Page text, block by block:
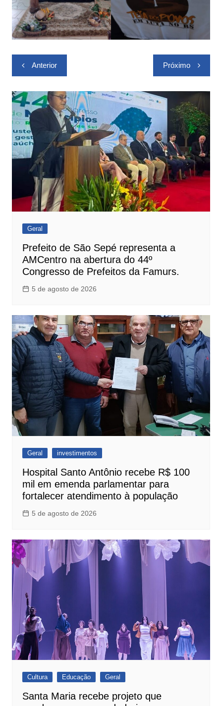
Navegação
de
Post
Anterior Próximo
Geral
Prefeito de São Sepé representa a
AMCentro na abertura do 44º
Congresso de Prefeitos da Famurs.
5 de agosto de 2026
Geral investimentos
Hospital Santo Antônio recebe R$ 100
mil em emenda parlamentar para
fortalecer atendimento à população
5 de agosto de 2026
Cultura Educação Geral
Santa Maria recebe projeto que